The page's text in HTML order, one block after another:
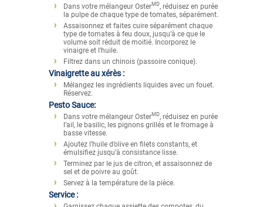
Dans votre mélangeur OsterMD, réduisez en purée
la pulpe de chaque type de tomates, séparément.
Assaisonnez et faites cuire séparément chaque
type de tomates à feu doux, jusqu’à ce que le
volume soit réduit de moitié. Incorporez le
vinaigre et l’huile.
Filtrez dans un chinois (passoire conique).
Vinaigrette au xérès :
Mélangez les ingrédients liquides avec un fouet.
Réservez.
Pesto Sauce:
Dans votre mélangeur OsterMD, réduisez en purée
l’ail, le basilic, les pignons grillés et le fromage à
basse vitesse.
Ajoutez l’huile d’olive en filets constants, et
émulsifiez jusqu’à consistance lisse.
Terminez par le jus de citron, et assaisonnez de
sel et de poivre au goût.
Servez à la température de la pièce.
Service :